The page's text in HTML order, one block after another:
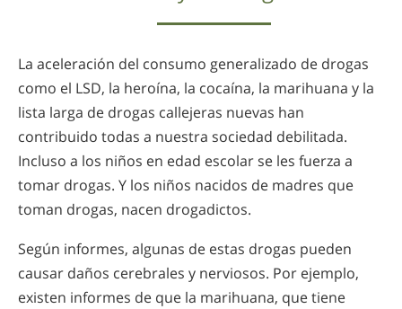
La aceleración del consumo generalizado de drogas
como el LSD, la heroína, la cocaína, la marihuana y la
lista larga de drogas callejeras nuevas han
contribuido todas a nuestra sociedad debilitada.
Incluso a los niños en edad escolar se les fuerza a
tomar drogas. Y los niños nacidos de madres que
toman drogas, nacen drogadictos.
Según informes, algunas de estas drogas pueden
causar daños cerebrales y nerviosos. Por ejemplo,
existen informes de que la marihuana, que tiene